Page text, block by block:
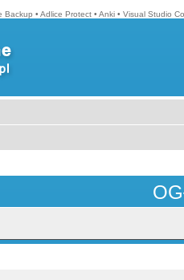
Backup • Adlice Protect • Anki • Visual Studio